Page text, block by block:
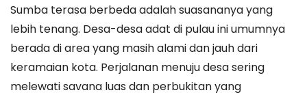
Sumba terasa berbeda adalah suasananya yang
lebih tenang. Desa-desa adat di pulau ini umumnya
berada di area yang masih alami dan jauh dari
keramaian kota. Perjalanan menuju desa sering
melewati savana luas dan perbukitan yang